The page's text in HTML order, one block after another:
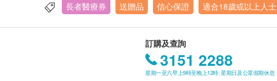
長者醫療券 送贈品 信心保證 適合18歲或以上人士
訂購及查詢
3151 2288
星期一至六早上9時至晚上12時; 星期日及公眾假期休息